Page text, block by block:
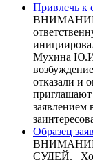
Привлечь к
ВНИМАНИЕ!
Мухина
отказали и
приглашают
заявлением
Образец
СУДЕЙ.